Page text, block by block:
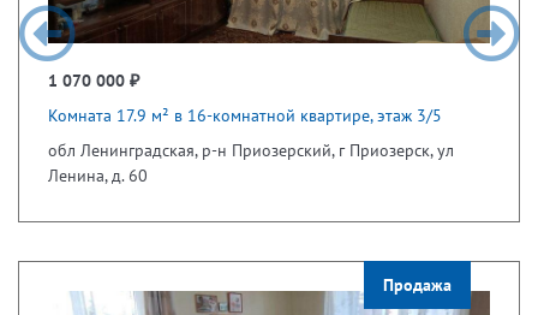
1 070 000 ₽
Комната 17.9 м² в 16-комнатной квартире, этаж 3/5
обл Ленинградская, р-н Приозерский, г Приозерск, ул
Ленина, д. 60
Продажа